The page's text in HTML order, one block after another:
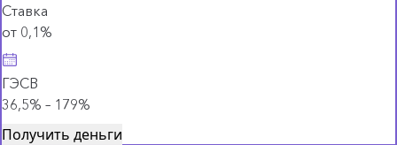
Ставка
от 0,1%
ГЭСВ
36,5% – 179%
Получить деньги